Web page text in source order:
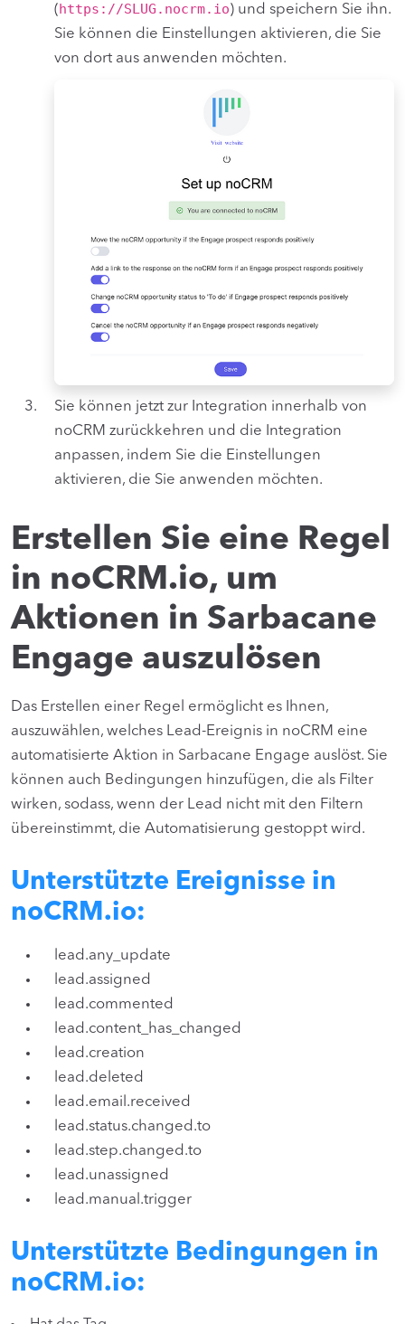
(https://SLUG.nocrm.io) und speichern Sie ihn.
Sie können die Einstellungen aktivieren, die Sie
von dort aus anwenden möchten.
Sie können jetzt zur Integration innerhalb von
noCRM zurückkehren und die Integration
anpassen, indem Sie die Einstellungen
aktivieren, die Sie anwenden möchten.
Erstellen Sie eine Regel
in noCRM.io, um
Aktionen in Sarbacane
Engage auszulösen
Das Erstellen einer Regel ermöglicht es Ihnen,
auszuwählen, welches Lead-Ereignis in noCRM eine
automatisierte Aktion in Sarbacane Engage auslöst. Sie
können auch Bedingungen hinzufügen, die als Filter
wirken, sodass, wenn der Lead nicht mit den Filtern
übereinstimmt, die Automatisierung gestoppt wird.
Unterstützte Ereignisse in
noCRM.io:
lead.any_update
lead.assigned
lead.commented
lead.content_has_changed
lead.creation
lead.deleted
lead.email.received
lead.status.changed.to
lead.step.changed.to
lead.unassigned
lead.manual.trigger
Unterstützte Bedingungen in
noCRM.io: